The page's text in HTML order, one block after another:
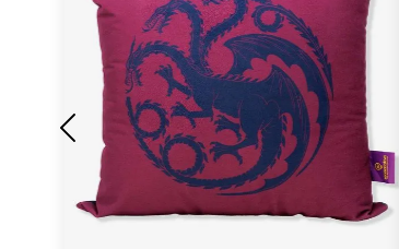
ADICIONAR AO